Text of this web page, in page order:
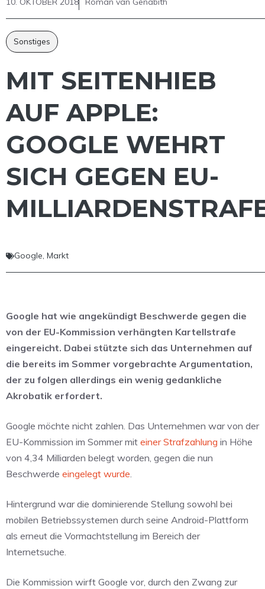
Sonstiges
MIT SEITENHIEB
AUF APPLE:
GOOGLE WEHRT
SICH GEGEN EU-
Google, Markt
Google hat wie angekündigt Beschwerde gegen die
von der EU-Kommission verhängten Kartellstrafe
eingereicht. Dabei stützte sich das Unternehmen auf
die bereits im Sommer vorgebrachte Argumentation,
der zu folgen allerdings ein wenig gedankliche
Akrobatik erfordert.
Google möchte nicht zahlen. Das Unternehmen war von der
EU-Kommission im Sommer mit einer Strafzahlung in Höhe
von 4,34 Milliarden belegt worden, gegen die nun
Beschwerde eingelegt wurde.
Hintergrund war die dominierende Stellung sowohl bei
mobilen Betriebssystemen durch seine Android-Plattform
als erneut die Vormachtstellung im Bereich der
Internetsuche.
Die Kommission wirft Google vor, durch den Zwang zur